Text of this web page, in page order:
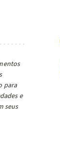
para
e
seus